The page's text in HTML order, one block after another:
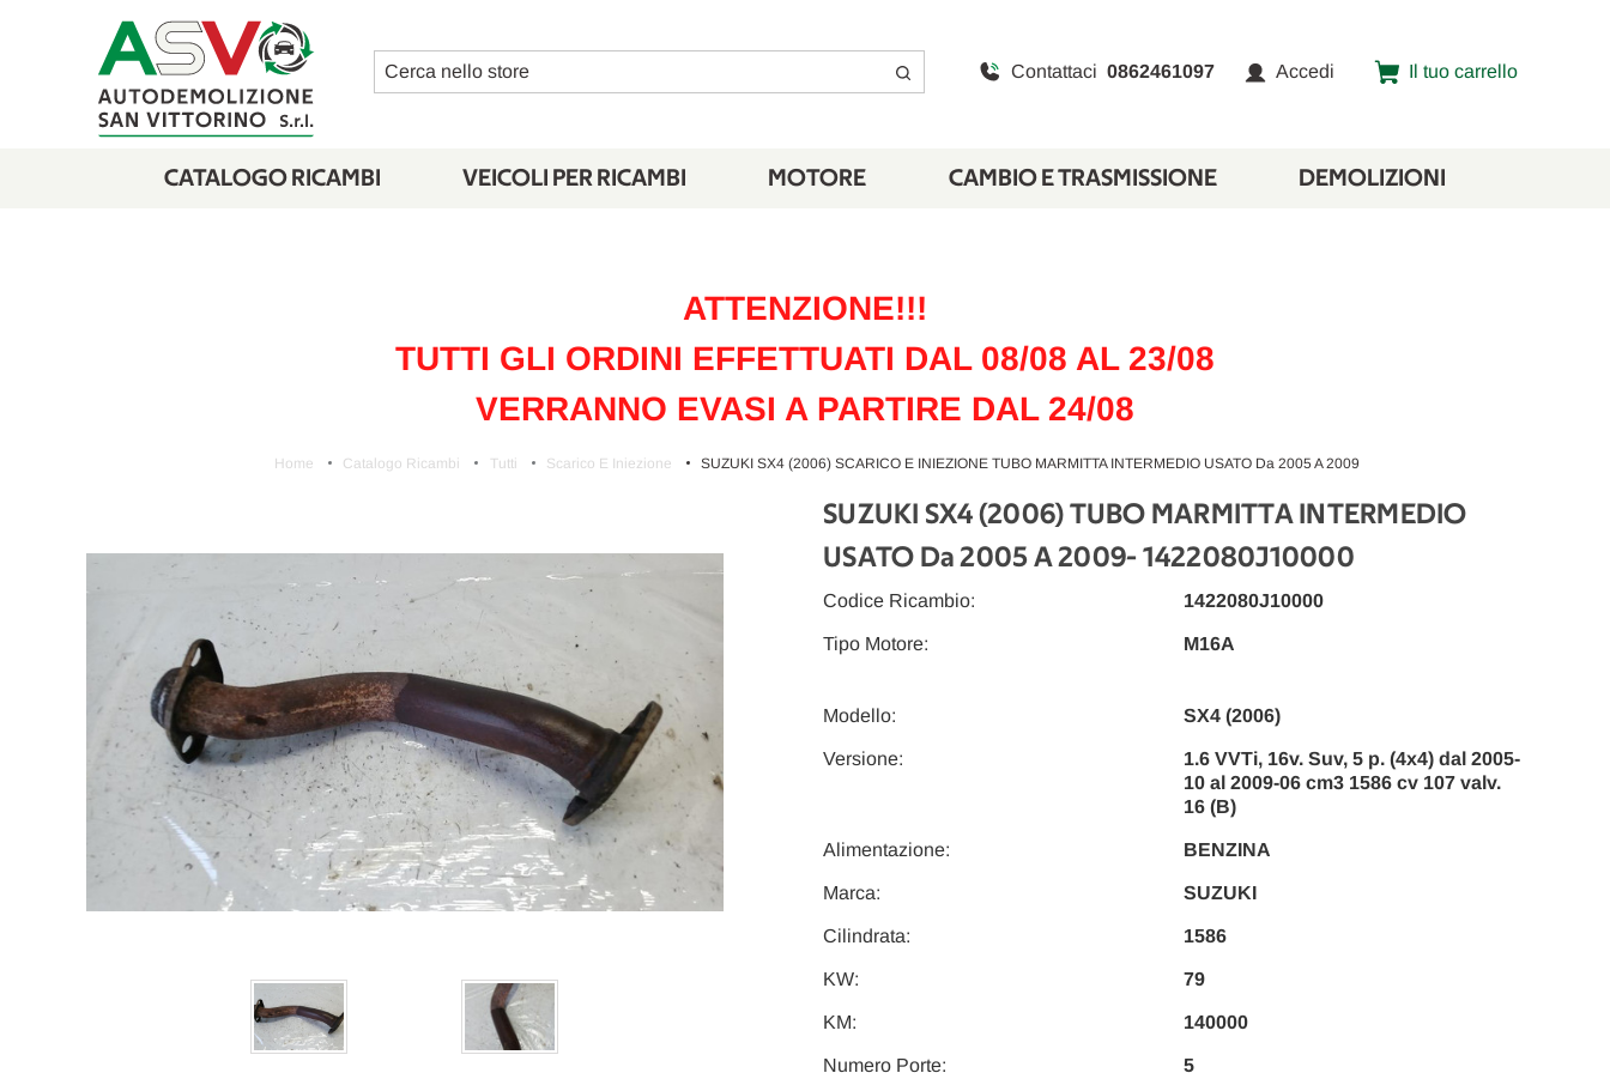
Cerca Contattaci 0862461097 Accedi Il tuo carrello
CATALOGO RICAMBI VEICOLI PER RICAMBI MOTORE CAMBIO E TRASMISSIONE DEMOLIZIONI
ATTENZIONE!!!
TUTTI GLI ORDINI EFFETTUATI DAL 08/08 AL 23/08
VERRANNO EVASI A PARTIRE DAL 24/08
Home Catalogo Ricambi Tutti Scarico E Iniezione SUZUKI SX4 (2006) SCARICO E INIEZIONE TUBO MARMITTA INTERMEDIO USATO Da 2005 A 2009
SUZUKI SX4 (2006) TUBO MARMITTA INTERMEDIO
USATO Da 2005 A 2009- 1422080J10000
Modello: SX4 (2006)
Versione:
1.6 VVTi, 16v. Suv, 5 p. (4x4) dal 2005-
10 al 2009-06 cm3 1586 cv 107 valv.
16 (B)
Codice Ricambio: 1422080J10000
Cilindrata: 1586
Alimentazione: BENZINA
Tipo Motore: M16A
Marca: SUZUKI
KW: 79
KM: 140000
Numero Porte: 5